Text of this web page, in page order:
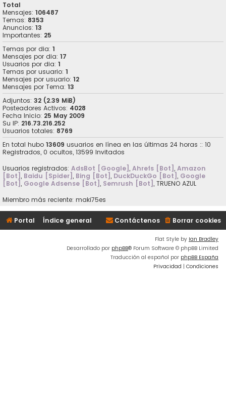
Total
Mensajes: 106487
Temas: 8353
Anuncios: 13
Importantes: 25
Temas por dia: 1
Mensajes por dia: 17
Usuarios por dia: 1
Temas por usuario: 1
Mensajes por usuario: 12
Mensajes por Tema: 13
Adjuntos: 32 (2.39 MiB)
Posteadores Activos: 4028
Fecha Inicio: 25 May 2009
Su IP: 216.73.216.252
Usuarios totales: 8769
En total hubo 13609 usuarios en línea en las últimas 24 horas :: 10
Registrados, 0 ocultos, 13599 Invitados
Usuarios registrados: AdsBot [Google], Ahrefs [Bot], Amazon
[Bot], Baidu [Spider], Bing [Bot], DuckDuckGo [Bot], Google
[Bot], Google Adsense [Bot], Semrush [Bot], TRUENO AZUL
Miembro más reciente: maki75es
Portal Índice general Borrar cookies
Contáctenos
Flat Style by Ian Bradley
Desarrollado por phpBB® Forum Software © phpBB Limited
Traducción al español por phpBB España
Privacidad | Condiciones